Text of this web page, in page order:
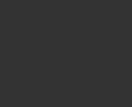
Weise, auf welche die
einer spezifischen